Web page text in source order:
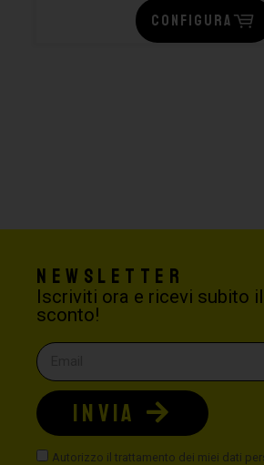
CONFIGURA
Newsletter
Iscriviti ora e ricevi subito il
sconto!
Autorizzo il trattamento dei miei dati
INVIA